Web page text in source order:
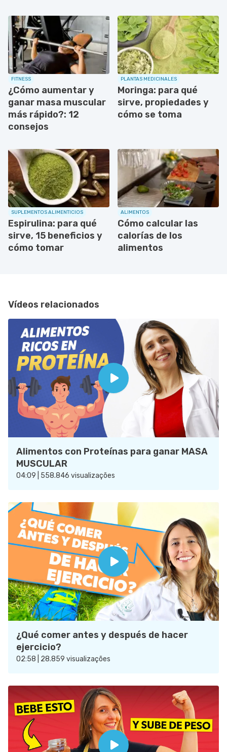
FITNESS
¿Cómo aumentar y
ganar masa muscular
más rápido?: 12
consejos
PLANTAS MEDICINALES
Moringa: para qué
sirve, propiedades y
cómo se toma
SUPLEMENTOS ALIMENTICIOS
Espirulina: para qué
sirve, 15 beneficios y
cómo tomar
ALIMENTOS
Cómo calcular las
calorías de los
alimentos
Vídeos relacionados
Alimentos con Proteínas para ganar MASA
MUSCULAR
04:09 | 558.846 visualizações
¿Qué comer antes y después de hacer
ejercicio?
02:58 | 28.859 visualizações